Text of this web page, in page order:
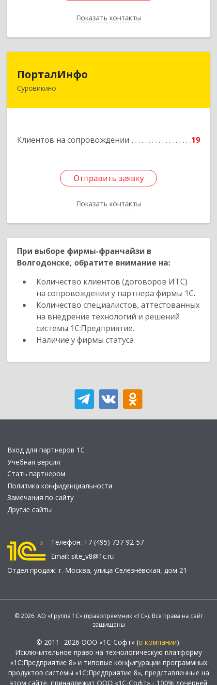
Показать контакты
Назад
ПорталИнфо
Суровикино
Клиентов на сопровождении 19
Отправить заявку
Показать контакты
404414, г.Суровкино Волгоградской обл. ул. 1-й
Отправить заявку
Назад
При выборе фирмы-франчайзи в
Волгодонске, обратите внимание на:
Количество клиентов (договоров ИТС)
на сопровождении у партнера фирмы 1С.
Количество специалистов, аттестованных
на внедрение технологий и решений
системы 1С:Предприятие.
Наличие у фирмы статуса
Вход для партнеров 1С
Учебная версия
Стать партнером
Политика конфиденциальности
Замечания по сайту
Другие сайты
Телефон: +7 (495) 737-92-57
Email: site_v8@1c.ru
Отдел продаж: г. Москва, улица Селезнёвская, дом 21
© 2026 АО «Группа 1С» (правопреемник «1С»). Все права на сайт
защищены
© 2011- 2026 ООО «1С-Софт» (о компании).
Исключительное право на технологическую платформу
«1С:Предприятие 8» и типовые конфигурации программных
продуктов системы «1С:Предприятие 8», представленные на
этом сайте, принадлежит ООО «1С-Софт» - 100% дочерней